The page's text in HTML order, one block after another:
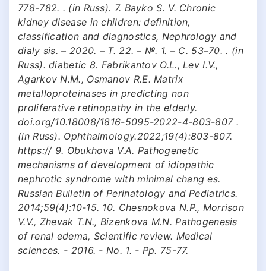
778-782. . (in Russ). 7. Bayko S. V. Chronic
kidney disease in children: definition,
classification and diagnostics, Nephrology and
dialy sis. – 2020. – Т. 22. – №. 1. – С. 53–70. . (in
Russ). diabetic 8. Fabrikantov O.L., Lev I.V.,
Agarkov N.M., Osmanov R.E. Matrix
metalloproteinases in predicting non
proliferative retinopathy in the elderly.
doi.org/10.18008/1816-5095-2022-4-803-807 .
(in Russ). Ophthalmology.2022;19(4):803-807.
https:// 9. Obukhova V.A. Pathogenetic
mechanisms of development of idiopathic
nephrotic syndrome with minimal chang es.
Russian Bulletin of Perinatology and Pediatrics.
2014;59(4):10-15. 10. Chesnokova N.P., Morrison
V.V., Zhevak T.N., Bizenkova M.N. Pathogenesis
of renal edema, Scientific review. Medical
sciences. - 2016. - No. 1. - Pp. 75-77.